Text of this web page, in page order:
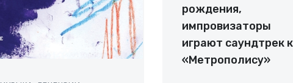
рождения,
импровизаторы
играют саундтрек к
«Метрополису»